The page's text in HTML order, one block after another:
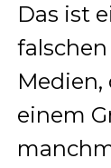
Das ist
Medien,
einem